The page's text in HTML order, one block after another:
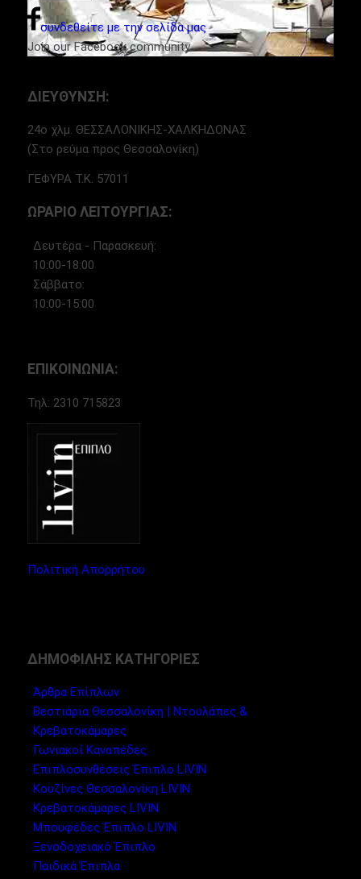
συνδεθείτε με την σελίδα μας
Join our Facebook community
ΔΙΕΥΘΥΝΣΗ:
24ο χλμ. ΘΕΣΣΑΛΟΝΙΚΗΣ-ΧΑΛΚΗΔΟΝΑΣ
(Στο ρεύμα προς Θεσσαλονίκη)
ΓΕΦΥΡΑ Τ.Κ. 57011
ΩΡΑΡΙΟ ΛΕΙΤΟΥΡΓΙΑΣ:
Δευτέρα - Παρασκευή:
10:00-18:00
Σάββατο:
10:00-15:00
ΕΠΙΚΟΙΝΩΝΙΑ:
Τηλ: 2310 715823
Πολιτική Απορρήτου
ΔΗΜΟΦΙΛΗΣ ΚΑΤΗΓΟΡΙΕΣ
Άρθρα Επίπλων
Βεστιάρια Θεσσαλονίκη | Ντουλάπες &
Κρεβατοκάμαρες
Γωνιακοί Καναπέδες
Επιπλοσυνθέσεις Έπιπλο LIVIN
Κουζίνες Θεσσαλονίκη LIVIN
Κρεβατοκάμαρες LIVIN
Μπουφέδες Έπιπλο LIVIN
Ξενοδοχειακό Έπιπλο
Παιδικά Έπιπλα